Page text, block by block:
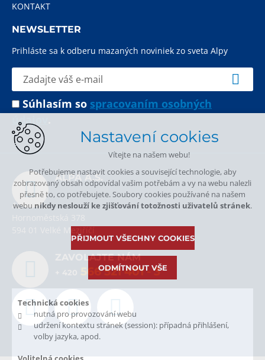
KONTAKT
NEWSLETTER
Prihláste sa k odberu mazaných noviniek zo sveta Alpy
Súhlasím so spracovaním osobných
údajov
ALPA A.S.
ALPA, a.s.
594 01 Velké Meziříčí
ZAVOLAJTE NÁM
566 521 401- 3
Nastavení cookies
Vítejte na našem webu!
Potřebujeme nastavit cookies a související technologie, aby
zobrazovaný obsah odpovídal vašim potřebám a vy na webu nalezli
přesně to, co potřebujete. Soubory cookies používané na našem
webu nikdy neslouží ke zjišťování totožnosti uživatelů stránek.
Technická cookies
nutná pro provozování webu
udržení kontextu stránek (session): případná přihlášení,
volby jazyka, apod.
PŘIJMOUT VŠECHNY COOKIES
ODMÍTNOUT VŠE